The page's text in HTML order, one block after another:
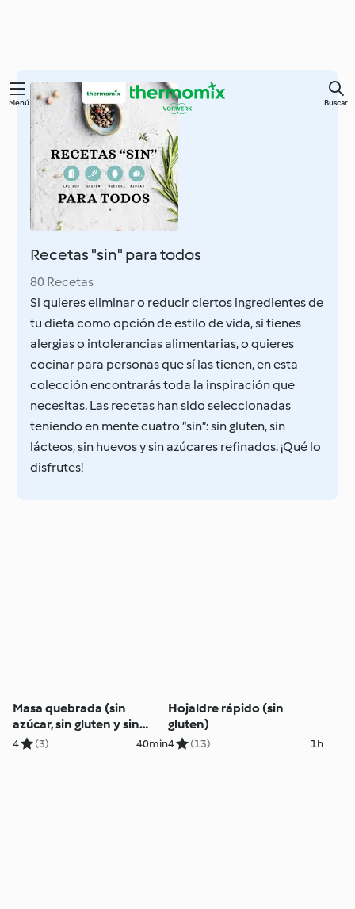
contenido
principal
Menú Buscar
Recetas "sin" para todos
80 Recetas
Si quieres eliminar o reducir ciertos ingredientes de
tu dieta como opción de estilo de vida, si tienes
alergias o intolerancias alimentarias, o quieres
cocinar para personas que sí las tienen, en esta
colección encontrarás toda la inspiración que
necesitas. Las recetas han sido seleccionadas
teniendo en mente cuatro “sin”: sin gluten, sin
lácteos, sin huevos y sin azúcares refinados. ¡Qué lo
disfrutes!
Masa quebrada (sin
azúcar, sin gluten y sin
lácteos)
4 (3) 40min
Hojaldre rápido (sin
gluten)
4 (13) 1h